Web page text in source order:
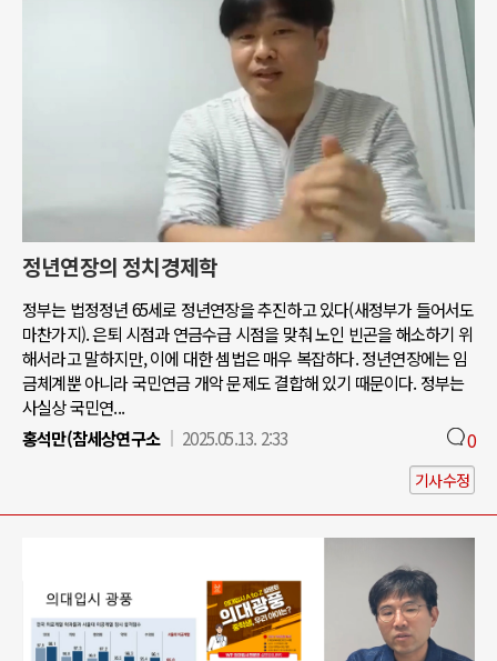
정년연장의 정치경제학
정부는 법정정년 65세로 정년연장을 추진하고 있다(새정부가 들어서도
마찬가지). 은퇴 시점과 연금수급 시점을 맞춰 노인 빈곤을 해소하기 위
해서라고 말하지만, 이에 대한 셈법은 매우 복잡하다. 정년연장에는 임
금체계뿐 아니라 국민연금 개악 문제도 결합해 있기 때문이다. 정부는
사실상 국민연...
홍석만(참세상연구소
2025.05.13. 2:33 0
기사수정